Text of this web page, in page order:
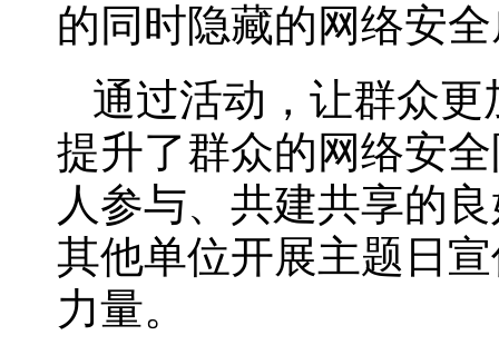
的同时隐藏的网络安
通过活动，让群众
提升了群众的网络安
人参与、共建共享的
其他单位开展主题日
力量。